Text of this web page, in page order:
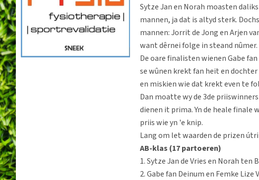
Sytze Jan en Norah moasten
mannen, ja dat is altyd sterk.
mannen: Jorrit de Jong en Arjen
want dêrnei folge in steand nûmer.
De oare finalisten wienen Gabe
se wûnen krekt fan heit en
en miskien wie dat krekt even te
Dan moatte wy de 3de
dienen it prima. Yn de heale finale
priis wie yn 'e knip.
Lang om let waarden de prizen
AB-klas (17 partoeren)
1. Sytze Jan de Vries en Norah ten
2. Gabe fan Deinum en Femke Lize